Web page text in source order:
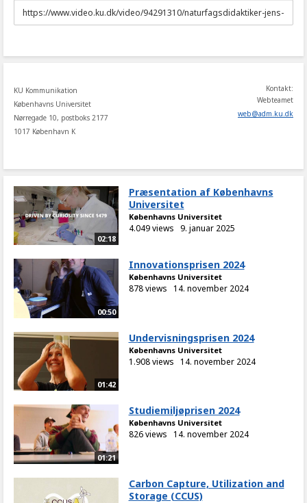
URL
to
KU Kommunikation
Københavns Universitet
Nørregade 10, postboks 2177
1017 København K
Kontakt:
Webteamet
web@adm.ku.dk
02:18
Præsentation af Københavns
Universitet
Københavns Universitet
4.049 views 9. januar 2025
00:50
Innovationsprisen 2024
Københavns Universitet
878 views 14. november 2024
01:42
Undervisningsprisen 2024
Københavns Universitet
1.908 views 14. november 2024
01:21
Studiemiljøprisen 2024
Københavns Universitet
826 views 14. november 2024
Carbon Capture, Utilization and
Storage (CCUS)